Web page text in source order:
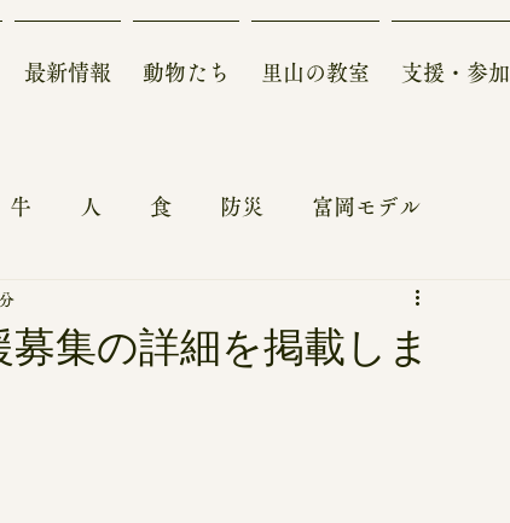
最新情報 動物たち 里山の教室 支援・参加
牛 人 食 防災 富岡モデル
募集の詳細を掲載しま